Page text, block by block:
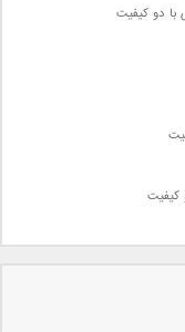
با دو کیفیت
کیفیت